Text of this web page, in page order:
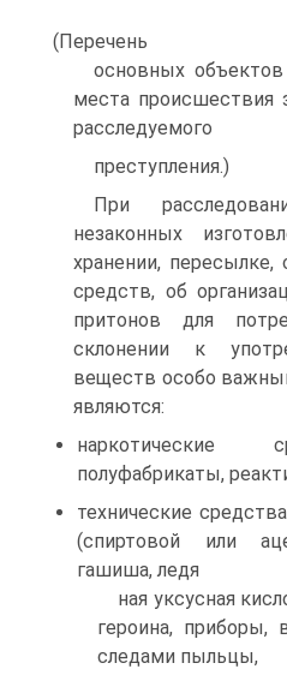
(Перечень
основных
места происшествия
расследуемого
преступления.)
При
незаконных
хранении, пересылке,
средств, об
притонов для
склонении к
веществ особо
являются:
наркотические
полуфабрикаты,
технические
(спиртовой или
гашиша, ледя
ная уксусная
героина, приборы,
следами пыльцы,